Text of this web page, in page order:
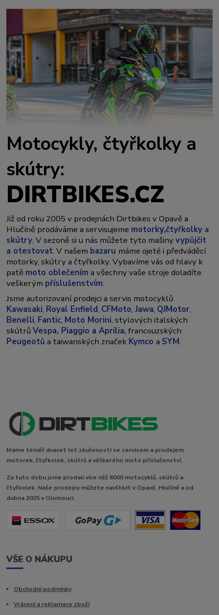
Motocykly, čtyřkolky a
skútry:
DIRTBIKES.CZ
Již od roku 2005 v prodejnách Dirtbikes v Opavě a
Hlučíně prodáváme a servisujeme motorky,čtyřkolkya
skútry. V sezoně si u nás můžete tyto mašinyvypůjčit
a otestovat. V našem bazaru máme ojeté i předváděcí
motorky, skútry a čtyřkolky. Vybavíme vás od hlavy k
patě moto oblečením a všechny vaše stroje doladíte
veškerým příslušenstvím.
Jsme autorizovaní prodejci a servis motocyklů
Kawasaki, Royal Enfield, CFMoto,Jawa, QJMotor,
Benelli, Fantic, Moto Morini, stylových italských
skútrůVespa, Piaggio a Aprilia, francouzských
Peugeotů a taiwanských značek Kymcoa SYM.
Máme téměř dvacet let zkušeností se servisem a prodejem
motorek, čtyřkolek, skútrů a věškerého moto příslušenství.
Za tuto dobu jsme prodali více něž 6000 motocyklů, skútrů a
čtyřkolek. Naše prodejny můžete navštívit v Opavě, Hlučíně a od
dubna 2025 v Olomouci.
VŠE O NÁKUPU
Obchodní podmínky
Vrácení a reklamace zboží